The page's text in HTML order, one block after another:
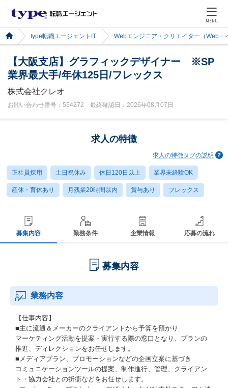
MENU
type転職エージェントIT Webエンジニア・クリエイター（Web・
【大阪支店】グラフィックデザイナー ※SP
業界最大手/年休125日/フレックス
株式会社クレオ
お問い合わせ番号：554272 最終確認日：2026年08月07日
求人の特徴
求人の特徴タグの説明
正社員採用 土日祝休み 休日120日以上 業界未経験OK
産休・育休あり 月残業20時間以内 賞与あり フレックス
募集内容 勤務条件 企業情報 応募の流れ
募集内容
業務内容
【仕事内容】
■主に流通＆メーカーのクライアントから予算を預かり
マーケティング活動を提案・実行する際の窓口となり、プランの
推進、ディレクションをお任せします。
■メディアプラン、プロモーションなどの企画立案に基づき
コミュニケーションツールの提案、制作進行、管理、クライアン
ト・協力会社との折衝などをお任せします。